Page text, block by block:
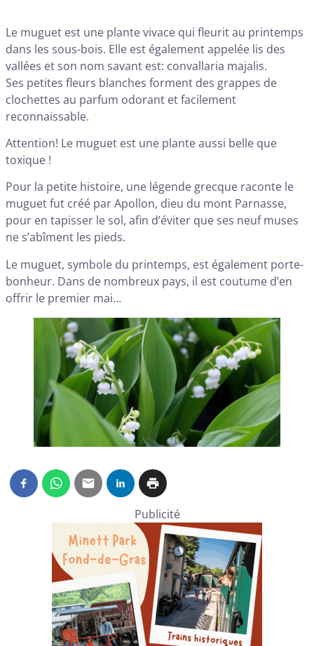
Le muguet est une plante vivace qui fleurit au printemps
dans les sous-bois. Elle est également appelée lis des
vallées et son nom savant est: convallaria majalis.
Ses petites fleurs blanches forment des grappes de
clochettes au parfum odorant et facilement
reconnaissable.
Attention! Le muguet est une plante aussi belle que
toxique !
Pour la petite histoire, une légende grecque raconte le
muguet fut créé par Apollon, dieu du mont Parnasse,
pour en tapisser le sol, afin d’éviter que ses neuf muses
ne s’abîment les pieds.
Le muguet, symbole du printemps, est également porte-
bonheur. Dans de nombreux pays, il est coutume d’en
offrir le premier mai…
Publicité